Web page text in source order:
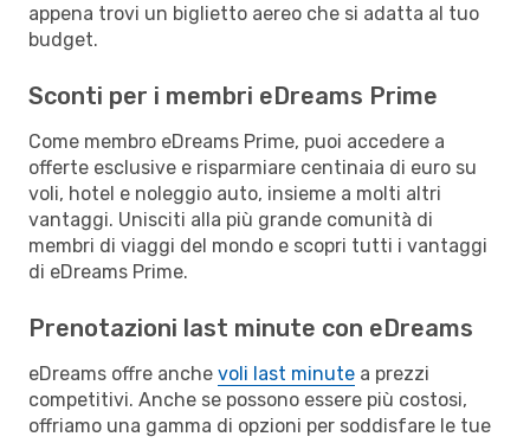
appena trovi un biglietto aereo che si adatta al tuo
budget.
Sconti per i membri eDreams Prime
Come membro eDreams Prime, puoi accedere a
offerte esclusive e risparmiare centinaia di euro su
voli, hotel e noleggio auto, insieme a molti altri
vantaggi. Unisciti alla più grande comunità di
membri di viaggi del mondo e scopri tutti i vantaggi
di eDreams Prime.
Prenotazioni last minute con eDreams
eDreams offre anche voli last minute a prezzi
competitivi. Anche se possono essere più costosi,
offriamo una gamma di opzioni per soddisfare le tue